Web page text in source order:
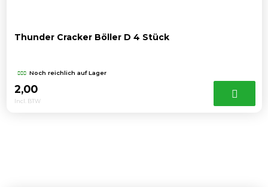
Thunder Cracker Böller D 4 Stück
Noch reichlich auf Lager
2,00
Incl. BTW